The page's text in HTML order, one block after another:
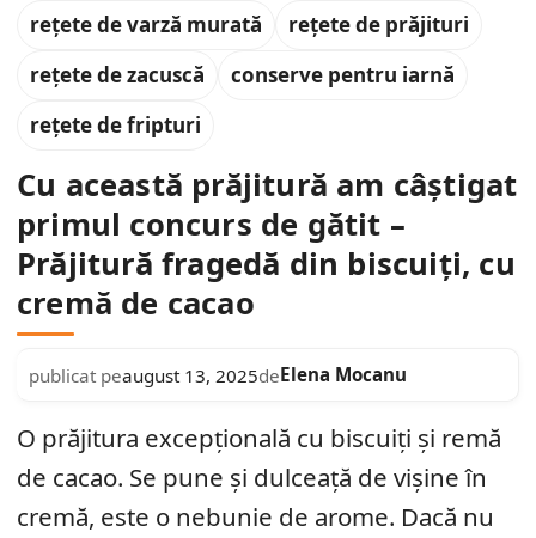
rețete de varză murată
rețete de prăjituri
rețete de zacuscă
conserve pentru iarnă
rețete de fripturi
Cu această prăjitură am câștigat
primul concurs de gătit –
Prăjitură fragedă din biscuiți, cu
cremă de cacao
publicat peaugust 13, 2025deElena Mocanu
O prăjitura excepțională cu biscuiți și remă
de cacao. Se pune și dulceață de vișine în
cremă, este o nebunie de arome. Dacă nu